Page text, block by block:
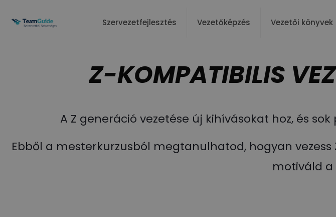
Szervezetfejlesztés Vezetőképzés Vezetői könyvek
Z-KOMPATIBILIS
A Z generáció vezetése új kihívásokat hoz, és
Ebből a mesterkurzusból megtanulhatod, hogyan
motiváld